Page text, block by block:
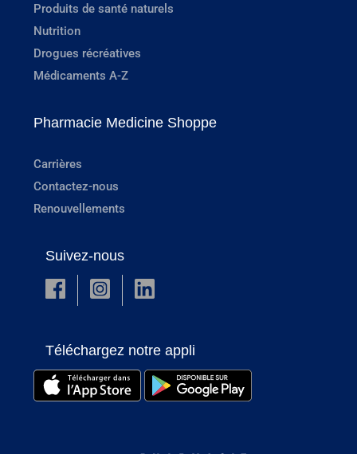
Produits de santé naturels
Nutrition
Drogues récréatives
Médicaments A-Z
Pharmacie Medicine Shoppe
Carrières
Contactez-nous
Renouvellements
Suivez-nous
Téléchargez notre appli